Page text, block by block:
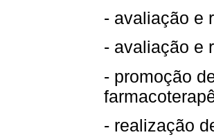
- avaliação e
- avaliação e
- promoção
- realização